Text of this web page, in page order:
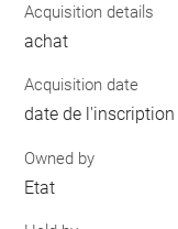
Acquisition details
achat
Acquisition date
date de
Owned by
Etat